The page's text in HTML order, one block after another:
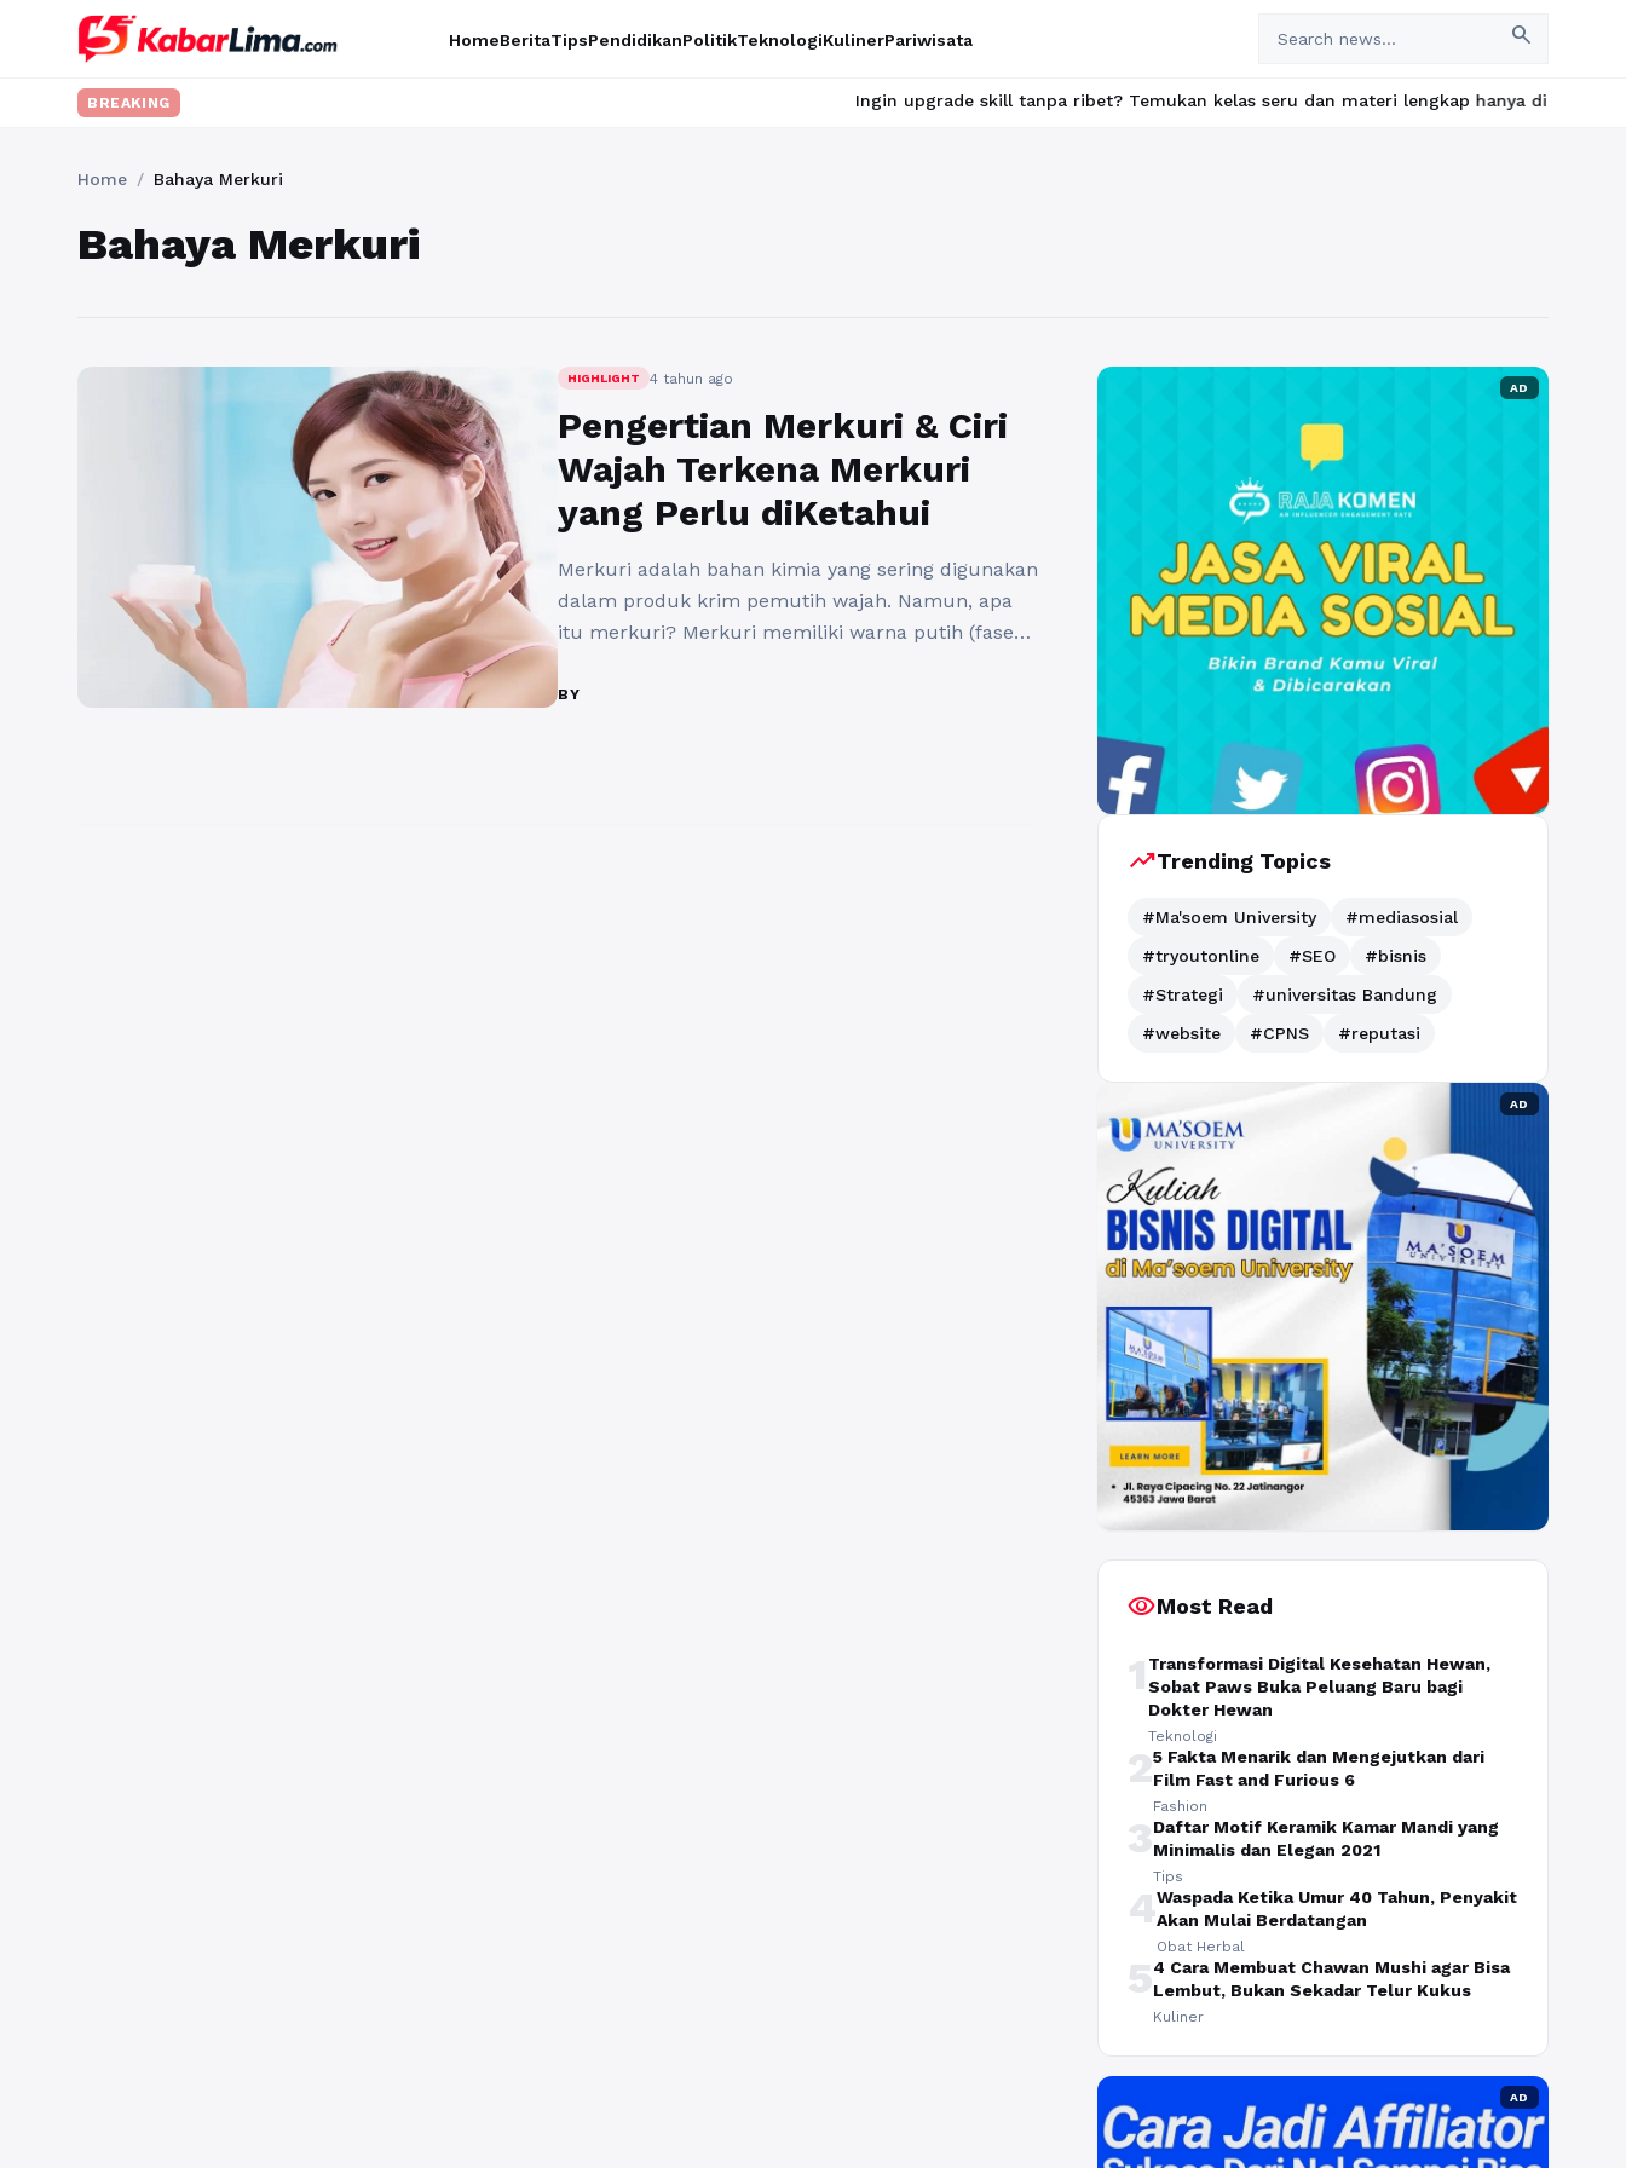
HomeBeritaTipsPendidikanPolitikTeknologiKulinerPariwisata search
BREAKING Ingin upgrade skill tanpa ribet? Temukan kelas seru dan materi lengkap hanya di YukBelajar.com.
Home / Bahaya Merkuri
Bahaya Merkuri
HIGHLIGHT 4 tahun ago
Pengertian Merkuri & Ciri
Wajah Terkena Merkuri
yang Perlu diKetahui
Merkuri adalah bahan kimia yang sering digunakan
dalam produk krim pemutih wajah. Namun, apa
itu merkuri? Merkuri memiliki warna putih (fase
yang bisa ditemukan di kerak Bumi. Menurut
BY
AD
trending_upTrending Topics
#Ma'soem University
#mediasosial
#tryoutonline
#SEO
#bisnis
#Strategi
#universitas Bandung
#website
#CPNS #reputasi
AD
visibilityMost Read
1 Transformasi Digital Kesehatan Hewan,
Sobat Paws Buka Peluang Baru bagi
Dokter Hewan
Teknologi
25 Fakta Menarik dan Mengejutkan dari
Film Fast and Furious 6
Fashion
3Daftar Motif Keramik Kamar Mandi yang
Minimalis dan Elegan 2021
Tips
4Waspada Ketika Umur 40 Tahun, Penyakit
Akan Mulai Berdatangan
Obat Herbal
54 Cara Membuat Chawan Mushi agar Bisa
Lembut, Bukan Sekadar Telur Kukus
Kuliner
AD